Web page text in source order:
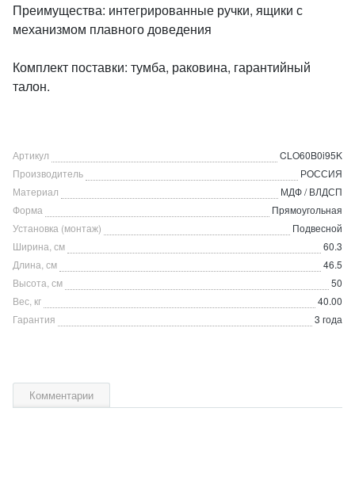
Преимущества: интегрированные ручки, ящики с
механизмом плавного доведения
Комплект поставки: тумба, раковина, гарантийный
талон.
Артикул
CLO60B0i95K
Производитель
РОССИЯ
Материал
МДФ / ВЛДСП
Форма
Прямоугольная
Установка (монтаж)
Подвесной
Ширина, см
60.3
Длина, см
46.5
Высота, см
50
Вес, кг
40.00
Гарантия
3 года
Комментарии